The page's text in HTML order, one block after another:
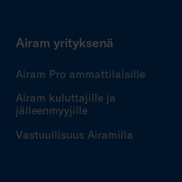
Airam yrityksenä
Airam Pro ammattilaisille
Airam kuluttajille ja
jälleenmyyjille
Vastuullisuus Airamilla